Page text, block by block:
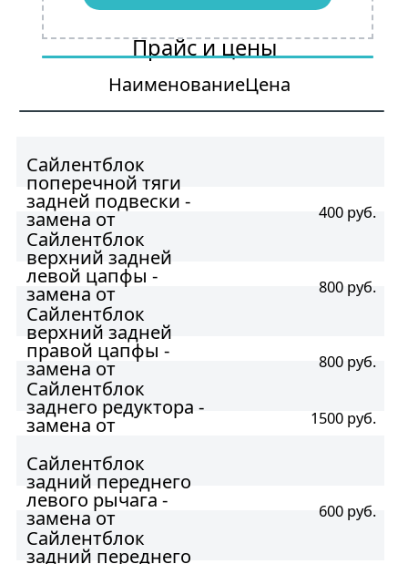
Прайс и цены
НаименованиеЦена
Сайлентблок
поперечной тяги
задней подвески -
замена от 400 руб.
Сайлентблок
верхний задней
левой цапфы -
замена от 800 руб.
Сайлентблок
верхний задней
правой цапфы -
замена от 800 руб.
Сайлентблок
заднего редуктора -
замена от 1500 руб.
Сайлентблок
задний переднего
левого рычага -
замена от 600 руб.
Сайлентблок
задний переднего